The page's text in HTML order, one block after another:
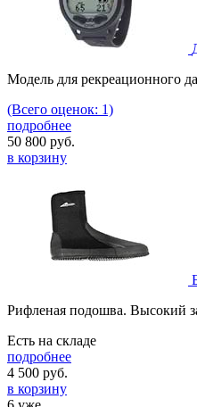
Модель для рекреационного
(Всего оценок: 1)
подробнее
50 800 руб.
в корзину
Рифленая подошва. Высокий
Есть на складе
подробнее
4 500 руб.
в корзину